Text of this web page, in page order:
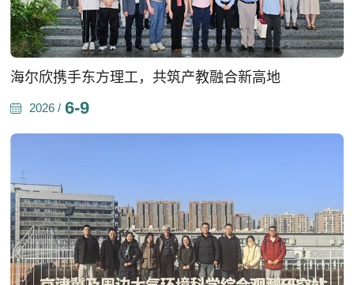
海尔欣携手东方理工，共筑产教融合新高地
2026 / 6-9